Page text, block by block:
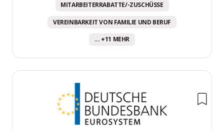
MITARBEITERRABATTE/-ZUSCHÜSSE
VEREINBARKEIT VON FAMILIE UND BERUF
... +11 MEHR